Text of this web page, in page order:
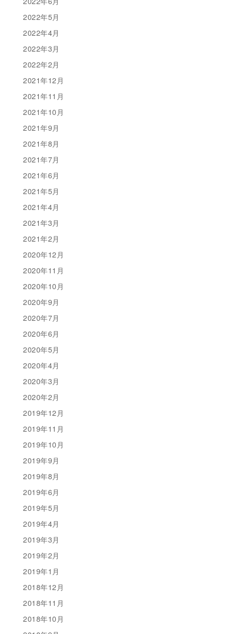
2022年5月
2022年4月
2022年3月
2022年2月
2021年12月
2021年11月
2021年10月
2021年9月
2021年8月
2021年7月
2021年6月
2021年5月
2021年4月
2021年3月
2021年2月
2020年12月
2020年11月
2020年10月
2020年9月
2020年7月
2020年6月
2020年5月
2020年4月
2020年3月
2020年2月
2019年12月
2019年11月
2019年10月
2019年9月
2019年8月
2019年6月
2019年5月
2019年4月
2019年3月
2019年2月
2019年1月
2018年12月
2018年11月
2018年10月